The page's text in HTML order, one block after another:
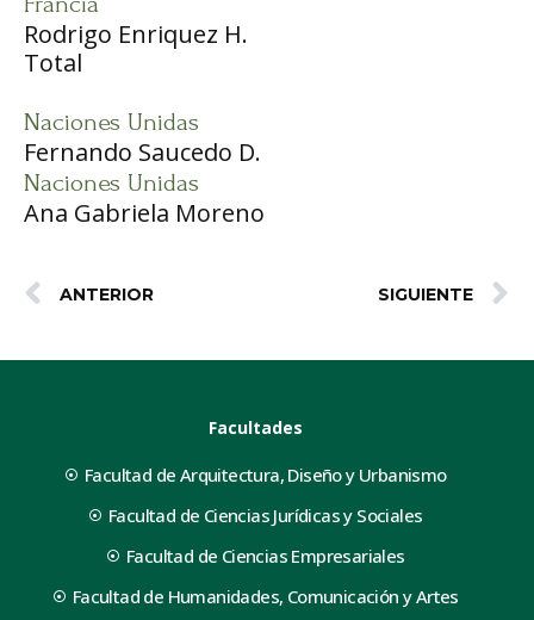
Rodrigo Enriquez H.
Total
Naciones Unidas
Fernando Saucedo D.
Naciones Unidas
Ana Gabriela Moreno
ANTERIOR SIGUIENTE
Facultades
Facultad de Arquitectura, Diseño y Urbanismo
Facultad de Ciencias Jurídicas y Sociales
Facultad de Ciencias Empresariales
Facultad de Humanidades, Comunicación y Artes